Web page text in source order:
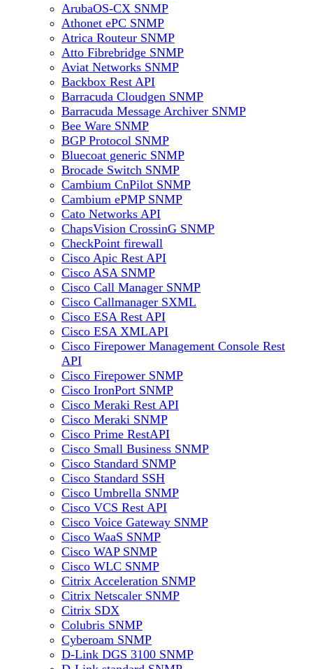
ArubaOS-CX SNMP
Athonet ePC SNMP
Atrica Routeur SNMP
Atto Fibrebridge SNMP
Aviat Networks SNMP
Backbox Rest API
Barracuda Cloudgen SNMP
Barracuda Message Archiver SNMP
Bee Ware SNMP
BGP Protocol SNMP
Bluecoat generic SNMP
Brocade Switch SNMP
Cambium CnPilot SNMP
Cambium ePMP SNMP
Cato Networks API
ChapsVision CrossinG SNMP
CheckPoint firewall
Cisco Apic Rest API
Cisco ASA SNMP
Cisco Call Manager SNMP
Cisco Callmanager SXML
Cisco ESA Rest API
Cisco ESA XMLAPI
Cisco Firepower Management Console Rest
API
Cisco Firepower SNMP
Cisco IronPort SNMP
Cisco Meraki Rest API
Cisco Meraki SNMP
Cisco Prime RestAPI
Cisco Small Business SNMP
Cisco Standard SNMP
Cisco Standard SSH
Cisco Umbrella SNMP
Cisco VCS Rest API
Cisco Voice Gateway SNMP
Cisco WaaS SNMP
Cisco WAP SNMP
Cisco WLC SNMP
Citrix Acceleration SNMP
Citrix Netscaler SNMP
Citrix SDX
Colubris SNMP
Cyberoam SNMP
D-Link DGS 3100 SNMP